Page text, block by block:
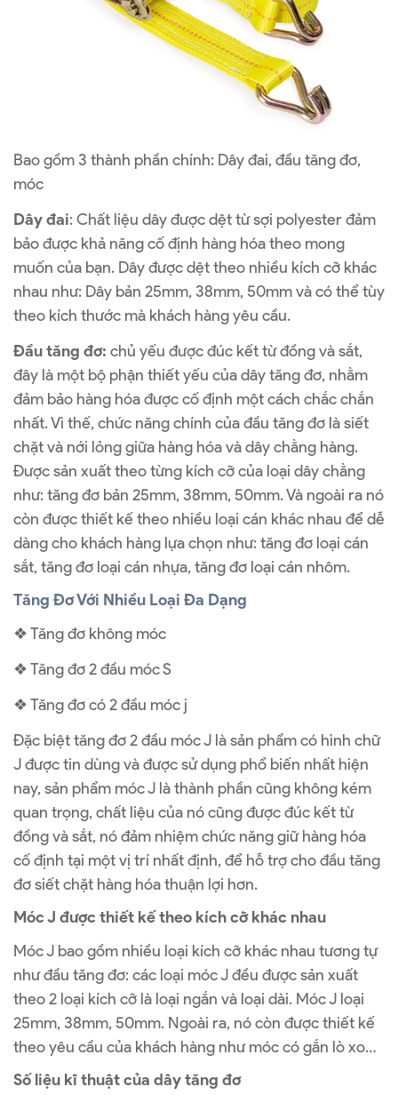
Bao gồm 3 thành phần chính: Dây đai, đầu tăng đơ,
móc
Dây đai: Chất liệu dây được dệt từ sợi polyester đảm
bảo được khả năng cố định hàng hóa theo mong
muốn của bạn. Dây được dệt theo nhiều kích cỡ khác
nhau như: Dây bản 25mm, 38mm, 50mm và có thể tùy
theo kích thước mà khách hàng yêu cầu.
Đầu tăng đơ: chủ yếu được đúc kết từ đồng và sắt,
đây là một bộ phận thiết yếu của dây tăng đơ, nhằm
đảm bảo hàng hóa được cố định một cách chắc chắn
nhất. Vì thế, chức năng chính của đầu tăng đơ là siết
chặt và nới lỏng giữa hàng hóa và dây chằng hàng.
Được sản xuất theo từng kích cỡ của loại dây chằng
như: tăng đơ bản 25mm, 38mm, 50mm. Và ngoài ra nó
còn được thiết kế theo nhiều loại cán khác nhau để dễ
dàng cho khách hàng lựa chọn như: tăng đơ loại cán
sắt, tăng đơ loại cán nhựa, tăng đơ loại cán nhôm.
Tăng Đơ Với Nhiều Loại Đa Dạng
❖ Tăng đơ không móc
❖ Tăng đơ 2 đầu móc S
❖ Tăng đơ có 2 đầu móc j
Đặc biệt tăng đơ 2 đầu móc J là sản phẩm có hình chữ
J được tin dùng và được sử dụng phổ biến nhất hiện
nay, sản phẩm móc J là thành phần cũng không kém
quan trọng, chất liệu của nó cũng được đúc kết từ
đồng và sắt, nó đảm nhiệm chức năng giữ hàng hóa
cố định tại một vị trí nhất định, để hỗ trợ cho đầu tăng
đơ siết chặt hàng hóa thuận lợi hơn.
Móc J được thiết kế theo kích cỡ khác nhau
Móc J bao gồm nhiều loại kích cỡ khác nhau tương tự
như đầu tăng đơ: các loại móc J đều được sản xuất
theo 2 loại kích cỡ là loại ngắn và loại dài. Móc J loại
25mm, 38mm, 50mm. Ngoài ra, nó còn được thiết kế
theo yêu cầu của khách hàng như móc có gắn lò xo…
Số liệu kĩ thuật của dây tăng đơ